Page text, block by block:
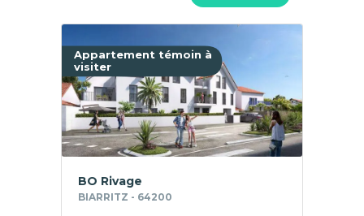
Appartement témoin à
visiter
BO Rivage
BIARRITZ - 64200